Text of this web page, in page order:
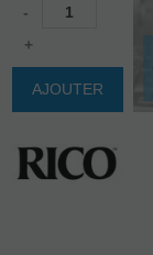
-
+
AJOUTER